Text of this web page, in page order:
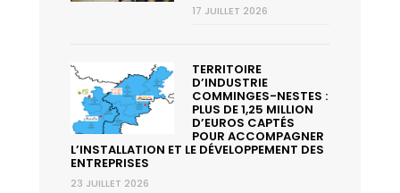
17 JUILLET 2026
TERRITOIRE
D’INDUSTRIE
COMMINGES-NESTES :
PLUS DE 1,25 MILLION
D’EUROS CAPTÉS
POUR ACCOMPAGNER
L’INSTALLATION ET LE DÉVELOPPEMENT DES
ENTREPRISES
23 JUILLET 2026